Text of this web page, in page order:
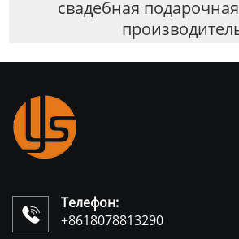
свадебная

Телефон:
+8618078813290